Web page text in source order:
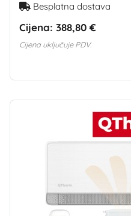
Besplatna dostava
Cijena: 388,80 €
Cijena uključuje PDV.